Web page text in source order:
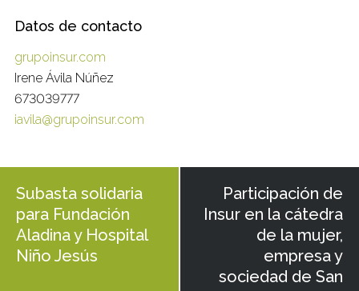
Datos de contacto
grupoinsur.com
Irene Ávila Núñez
673039777
iavila@grupoinsur.com
Subasta solidaria
para Fundación
Aladina y Hospital
Niño Jesús
Participación de
Insur en la cátedra
de la mujer,
empresa y
sociedad de San